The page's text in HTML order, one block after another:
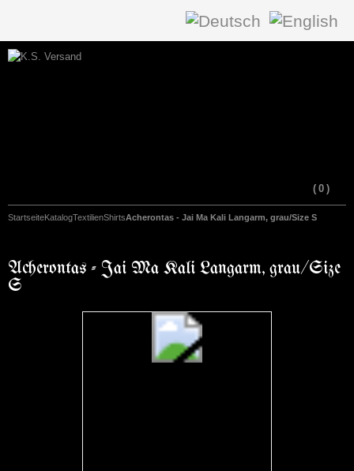
( 0 )
StartseiteKatalogTextilienShirtsAcherontas - Jai Ma Kali Langarm, grau/Size S
Acherontas - Jai Ma Kali Langarm, grau/Size
S